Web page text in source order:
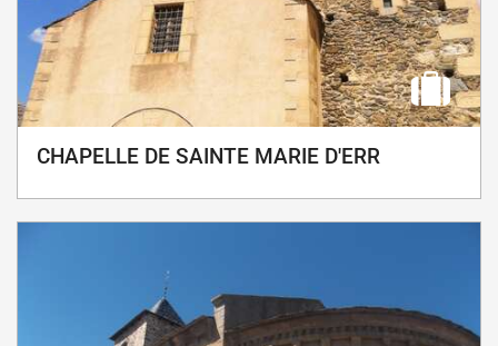
CHAPELLE DE SAINTE MARIE D'ERR